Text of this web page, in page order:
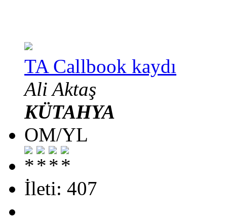
TA Callbook kaydı
Ali Aktaş
KÜTAHYA
OM/YL
İleti: 407